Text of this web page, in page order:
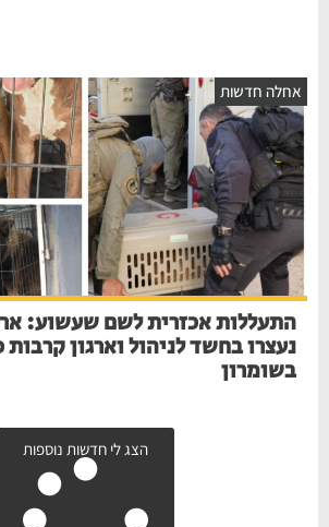
אחלה חדשות
התעללות אכזרית לשם שעשוע:
נעצרו בחשד לניהול וארגון קרבות
בשומרון
הצג לי חדשות נוספות